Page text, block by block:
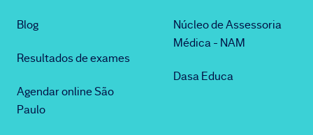
Blog
Resultados de exames
Agendar online São
Paulo
Núcleo de Assessoria
Médica - NAM
Dasa Educa